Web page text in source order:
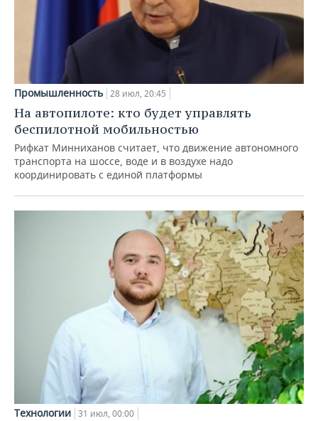
Промышленность 28 июл, 20:45
На автопилоте: кто будет управлять
беспилотной мобильностью
Рифкат Минниханов считает, что движение автономного
транспорта на шоссе, воде и в воздухе надо
координировать с единой платформы
Технологии 31 июл, 00:00